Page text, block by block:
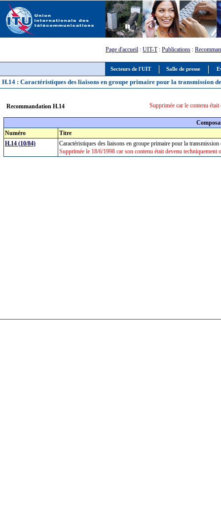
Secteurs de l'UIT Salle de presse
Page d'accueil : UIT-T: Publications :
H.14 : Caractéristiques des liaisons en groupe primaire pour la transmission
Recommandation H.14 Supprimée car le contenu
Numéro
Titre
H.14 (10/84)
Caractéristiques des liaisons en groupe primaire pour la
Supprimée le 18/6/1998 car son contenu était devenu techniquement